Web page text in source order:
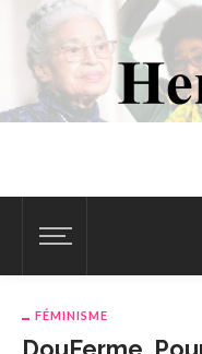
FÉMINISME